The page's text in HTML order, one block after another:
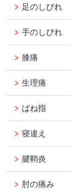
足のしびれ
手のしびれ
膝痛
生理痛
ばね指
寝違え
腱鞘炎
肘の痛み